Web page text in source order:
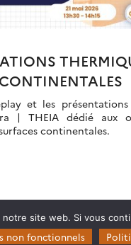
et les
| THEIA dédié aux
continentales.
site web. Si vous
non fonctionnels